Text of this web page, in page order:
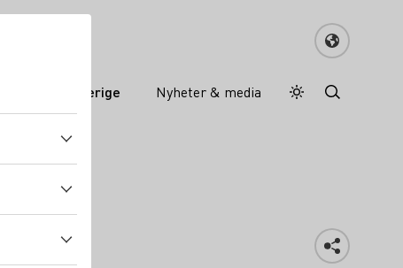
viner i Sverige Nyheter & media Dagläge
Darkmode